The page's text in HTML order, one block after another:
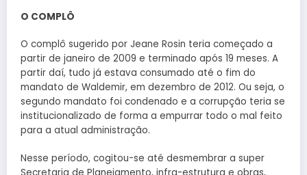
O COMPLÔ
O complô sugerido por Jeane Rosin teria começado a
partir de janeiro de 2009 e terminado após 19 meses. A
partir daí, tudo já estava consumado até o fim do
mandato de Waldemir, em dezembro de 2012. Ou seja, o
segundo mandato foi condenado e a corrupção teria se
institucionalizado de forma a empurrar todo o mal feito
para a atual administração.
Nesse período, cogitou-se até desmembrar a super
Secretaria de Planejamento, infra-estrutura e obras,